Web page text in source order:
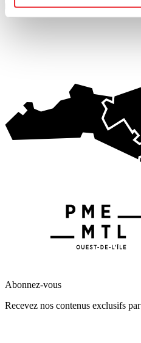
6 PME MTL Est-de-l'Île
Abonnez-vous
Recevez nos contenus exclusifs